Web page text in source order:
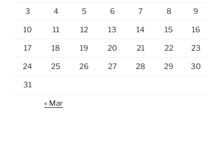
3 4 5 6 7 8 9
10 11 12 13 14 15 16
17 18 19 20 21 22 23
24 25 26 27 28 29 30
31
« Mar